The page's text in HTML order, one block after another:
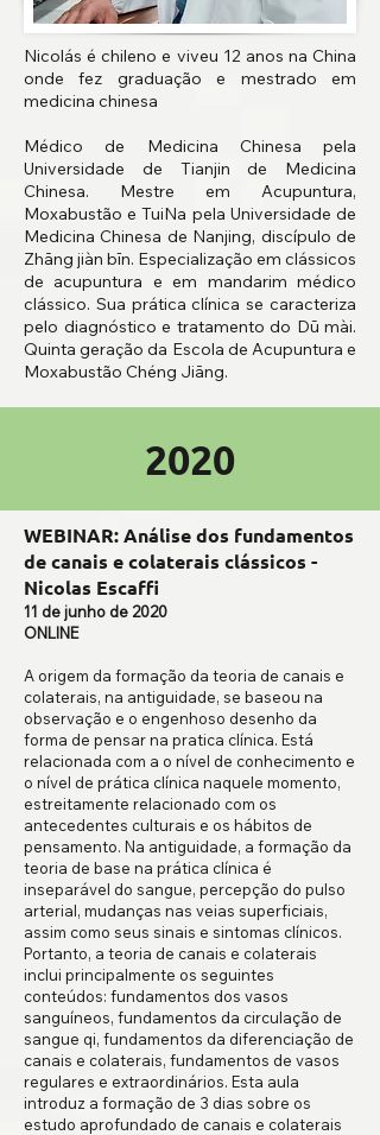
Nicolás é chileno e viveu 12 anos na China
onde fez graduação e mestrado em
medicina chinesa
Médico de Medicina Chinesa pela
Universidade de Tianjin de Medicina
Chinesa. Mestre em Acupuntura,
Moxabustão e TuiNa pela Universidade de
Medicina Chinesa de Nanjing, discípulo de
Zhāng jiàn bīn. Especialização em clássicos
de acupuntura e em mandarim médico
clássico. Sua prática clínica se caracteriza
pelo diagnóstico e tratamento do Dū mài.
Quinta geração da Escola de Acupuntura e
Moxabustão Chéng Jiāng.
2020
WEBINAR: Análise dos fundamentos
de canais e colaterais clássicos -
Nicolas Escaffi
11 de junho de 2020
ONLINE
A origem da formação da teoria de canais e
colaterais, na antiguidade, se baseou na
observação e o engenhoso desenho da
forma de pensar na pratica clínica. Está
relacionada com a o nível de conhecimento e
o nível de prática clínica naquele momento,
estreitamente relacionado com os
antecedentes culturais e os hábitos de
pensamento. Na antiguidade, a formação da
teoria de base na prática clínica é
inseparável do sangue, percepção do pulso
arterial, mudanças nas veias superficiais,
assim como seus sinais e sintomas clínicos.
Portanto, a teoria de canais e colaterais
inclui principalmente os seguintes
conteúdos: fundamentos dos vasos
sanguíneos, fundamentos da circulação de
sangue qi, fundamentos da diferenciação de
canais e colaterais, fundamentos de vasos
regulares e extraordinários. Esta aula
introduz a formação de 3 dias sobre os
estudo aprofundado de canais e colaterais